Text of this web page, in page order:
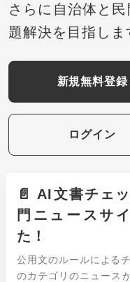
さらに自治体と
題解決を目指しま
新規無料登録
ログイン
📄 AI文書チェ
門ニュースサ
た！
公用文のルールによる
のカテゴリのニュース